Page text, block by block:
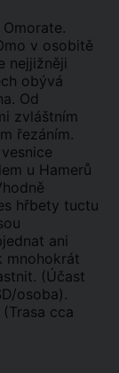
v osobitě
nejjižněji
obývá
Od
zvláštním
řezáním.
u Hamerů
hřbety tuctu
ani
mnohokrát
(Účast
osoba).
cca